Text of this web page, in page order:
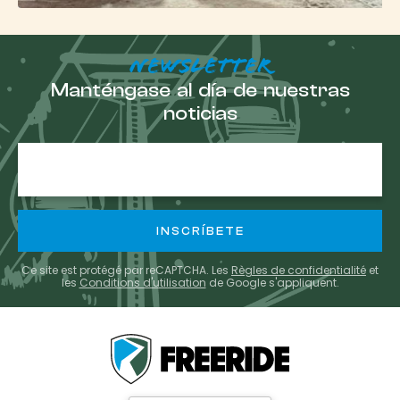
esquí freeride
excepcional
La estación de Gourette es uno de los 8 mejores
destinos de esquí de los Pirineos, agrupada bajo la
etiqueta N'PY, junto a estaciones de renombre
esquiable de Gourette te sorprenderá por la
diversidad de su terreno. Tanto si eres principiante,
montaña, esta estación ofrece pistas adaptadas a
todos los niveles.
La zona de iniciación de BEZOU ha sido
especialmente diseñada para esquiadores que
desean aprender en un ambiente relajado y adquirir
las bases del esquí freeride. Aquí encontrarás pistas
recreativas y senderos verdes a través del bosque,
NEWSLETTER
Manténgase al día de nuestras
noticias
Ce site est protégé par reCAPTCHA. Les Règles de confidentialité et
les Conditions d'utilisation de Google s'appliquent.